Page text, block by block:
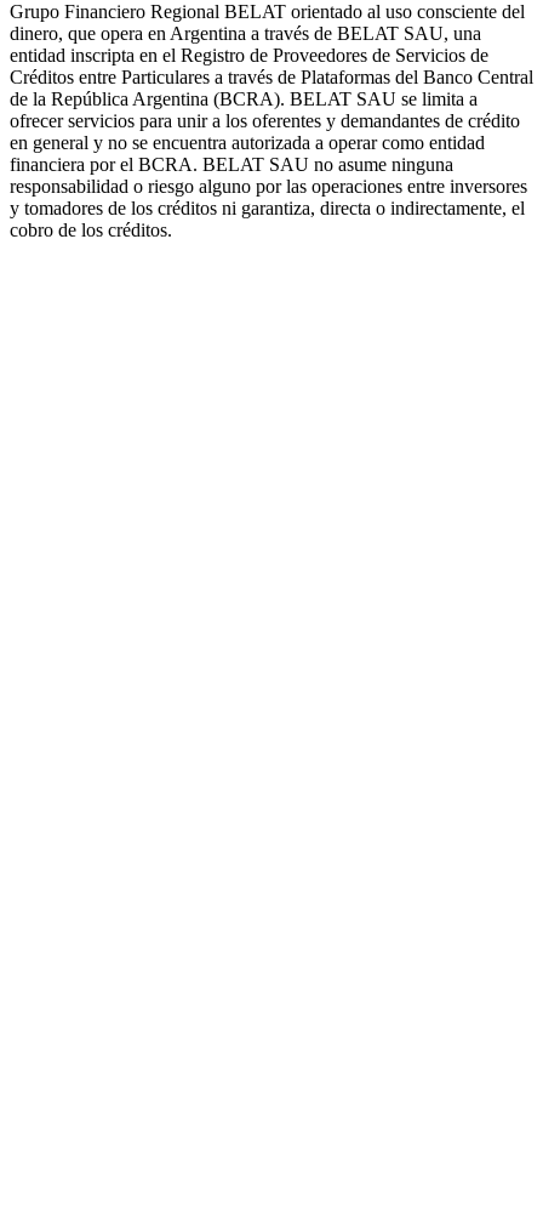
Grupo Financiero Regional BELAT orientado al uso consciente del
dinero, que opera en Argentina a través de BELAT SAU, una
entidad inscripta en el Registro de Proveedores de Servicios de
Créditos entre Particulares a través de Plataformas del Banco Central
de la República Argentina (BCRA). BELAT SAU se limita a
ofrecer servicios para unir a los oferentes y demandantes de crédito
en general y no se encuentra autorizada a operar como entidad
financiera por el BCRA. BELAT SAU no asume ninguna
responsabilidad o riesgo alguno por las operaciones entre inversores
y tomadores de los créditos ni garantiza, directa o indirectamente, el
cobro de los créditos.